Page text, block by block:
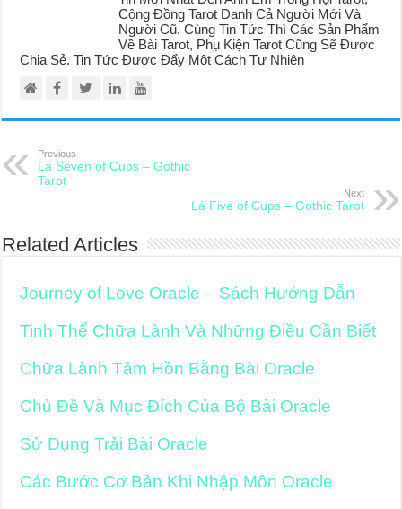
Cộng Đồng Tarot Danh Cả Người Mới Và
Người Cũ. Cùng Tin Tức Thì Các Sản Phẩm
Về Bài Tarot, Phụ Kiện Tarot Cũng Sẽ Được
Chia Sẻ. Tin Tức Được Đẩy Một Cách Tự Nhiên
Previous
Lá Seven of Cups – Gothic
Tarot
Next
Lá Five of Cups – Gothic Tarot
Related Articles
Journey of Love Oracle – Sách Hướng Dẫn
Tinh Thể Chữa Lành Và Những Điều Cần Biết
Chữa Lành Tâm Hồn Bằng Bài Oracle
Chủ Đề Và Mục Đích Của Bộ Bài Oracle
Sử Dụng Trải Bài Oracle
Các Bước Cơ Bản Khi Nhập Môn Oracle